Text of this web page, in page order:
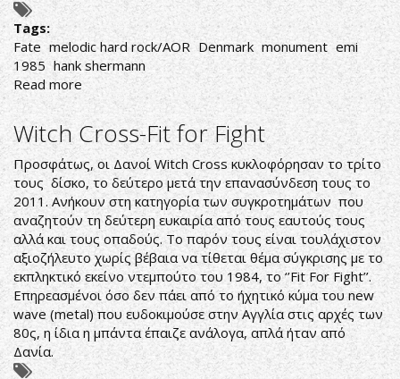
Tags:
Fate melodic hard rock/AOR Denmark monument emi
1985 hank shermann
Read moreabout
Fate-
Fate
Witch Cross-Fit for Fight
Προσφάτως, οι Δανοί Witch Cross κυκλοφόρησαν το τρίτο
τους δίσκο, το δεύτερο μετά την επανασύνδεση τους το
2011. Ανήκουν στη κατηγορία των συγκροτημάτων που
αναζητούν τη δεύτερη ευκαιρία από τους εαυτούς τους
αλλά και τους οπαδούς. Το παρόν τους είναι τουλάχιστον
αξιοζήλευτο χωρίς βέβαια να τίθεται θέμα σύγκρισης με το
εκπληκτικό εκείνο ντεμπούτο του 1984, το ‘’Fit For Fight’’.
Επηρεασμένοι όσο δεν πάει από το ήχητικό κύμα του new
wave (metal) που ευδοκιμούσε στην Αγγλία στις αρχές των
80ς, η ίδια η μπάντα έπαιζε ανάλογα, απλά ήταν από
Δανία.